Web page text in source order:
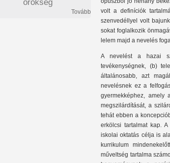
volt a definíciók
szenvedéllyel volt
sokat foglalkozik
lelem majd a nevelés
A nevelést a hazai
tevékenységnek, (b)
általánosabb, azt
nevelésnek ez a
gyermekképhez, amely
megszilárdítását, a
tehát ebben a
erkölcsi tartalmat kap.
iskolai oktatás célja is
kurrikulum
műveltség tartalma
örökség
Tovább